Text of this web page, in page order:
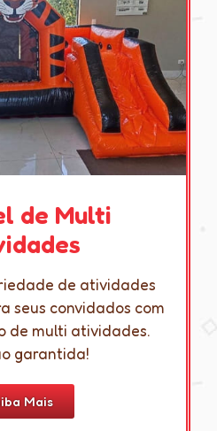
de Multi
de atividades
seus convidados com
de multi atividades.
garantida!
Mais